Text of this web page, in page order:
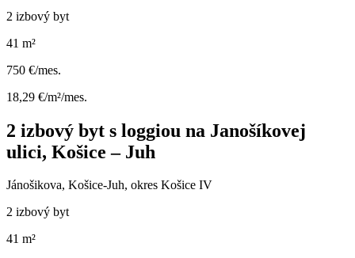
2 izbový byt
41 m²
750 €/mes.
18,29 €/m²/mes.
2 izbový byt s loggiou na Janošíkovej
ulici, Košice – Juh
Jánošikova, Košice-Juh, okres Košice IV
2 izbový byt
41 m²